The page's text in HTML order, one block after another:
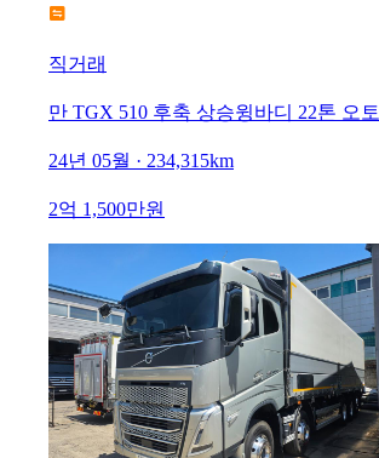
직거래
만 TGX 510 후축 상승윙바디 22톤 오토
24년 05월 · 234,315km
2억 1,500만원